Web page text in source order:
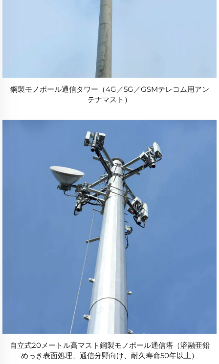
鋼製モノポール通信タワー（4G／5G／GSMテレコム用アン
テナマスト）
自立式20メートル高マスト鋼製モノポール通信塔（溶融亜鉛
めっき表面処理、通信分野向け、耐久寿命50年以上）